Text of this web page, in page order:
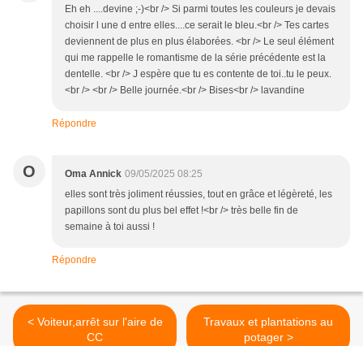
Eh eh ....devine ;-)<br /> Si parmi toutes les couleurs je devais
choisir l une d entre elles....ce serait le bleu.<br /> Tes cartes
deviennent de plus en plus élaborées. <br /> Le seul élément
qui me rappelle le romantisme de la série précédente est la
dentelle. <br /> J espère que tu es contente de toi..tu le peux.
<br /> <br /> Belle journée.<br /> Bises<br /> lavandine
Répondre
O Oma Annick 09/05/2025 08:25
elles sont très joliment réussies, tout en grâce et légèreté, les
papillons sont du plus bel effet !<br /> très belle fin de
semaine à toi aussi !
Répondre
< Voiteur,arrêt sur l'aire de
CC
Travaux et plantations au
potager >